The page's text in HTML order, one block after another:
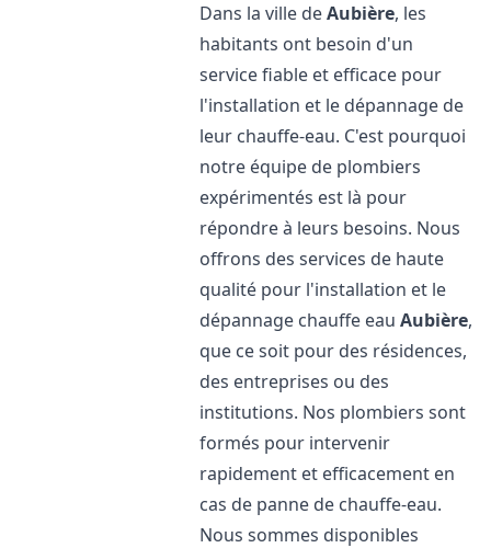
Dans la ville deAubière, les
habitants ont besoin d'un
service fiable et efficace pour
l'installation et le dépannage de
leur chauffe-eau. C'est pourquoi
notre équipe de plombiers
expérimentés est là pour
répondre à leurs besoins. Nous
offrons des services de haute
qualité pour l'installation et le
dépannage chauffe eauAubière,
que ce soit pour des résidences,
des entreprises ou des
institutions. Nos plombiers sont
formés pour intervenir
rapidement et efficacement en
cas de panne de chauffe-eau.
Nous sommes disponibles